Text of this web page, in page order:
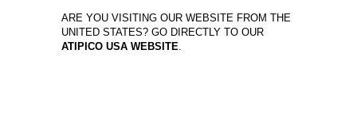
ARE YOU VISITING OUR WEBSITE FROM THE
UNITED STATES? GO DIRECTLY TO OUR
ATIPICO USA WEBSITE.